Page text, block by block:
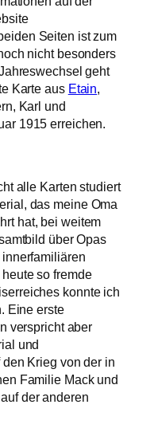
Seiten ist zum
nicht besonders
geht
Karte aus Etain,
Karl und
1915 erreichen.
alle Karten studiert
das meine Oma
hat, bei weitem
über Opas
so fremde
konnte ich
Eine erste
verspricht aber
und
Krieg von der in
Familie Mack und
der anderen